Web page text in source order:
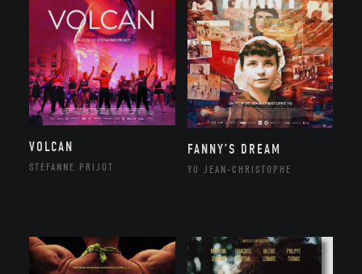
VOLCAN
STÉFANNE PRIJOT
FANNY’S DREAM
YU JEAN-CHRISTOPHE